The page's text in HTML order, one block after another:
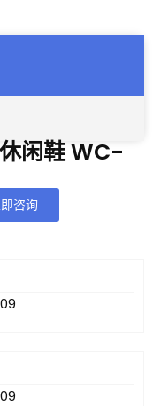
闲鞋 WC-
咨询